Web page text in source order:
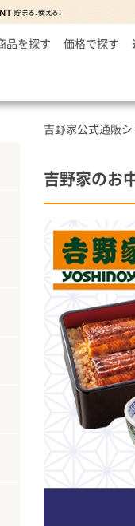
品を探す 牛丼の具
牛丼の具
豚丼の具
親子丼の具
価格で探す
～2,999円
5,001～
7,001円～
吉野家公式通販
吉野家のお